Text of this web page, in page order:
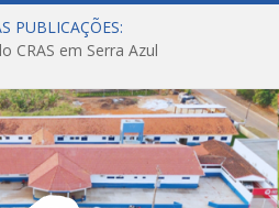
PUBLICAÇÕES:
CRAS em Serra Azul